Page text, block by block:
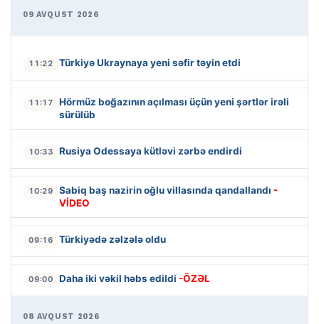
09 AVQUST 2026
11:22 Türkiyə Ukraynaya yeni səfir təyin etdi
11:17
Hörmüz boğazının açılması üçün yeni şərtlər irəli
sürülüb
10:33 Rusiya Odessaya kütləvi zərbə endirdi
10:29 Sabiq baş nazirin oğlu villasında qandallandı -
VİDEO
09:16 Türkiyədə zəlzələ oldu
09:00 Daha iki vəkil həbs edildi -ÖZƏL
08 AVQUST 2026